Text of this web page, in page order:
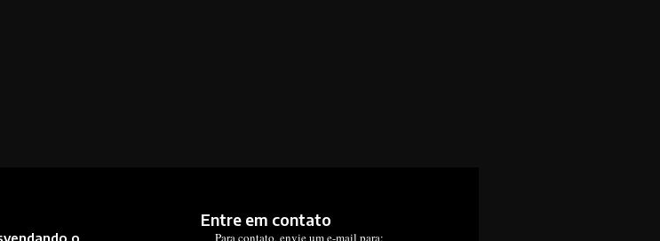
o
Entre em contato
Para contato, envie um e-mail para: